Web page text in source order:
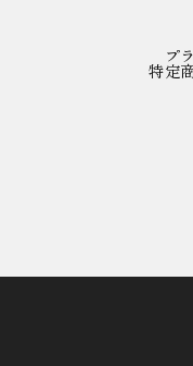
プ
特定